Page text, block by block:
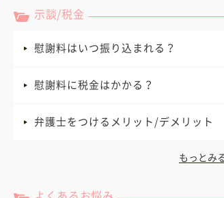
示談/税金
慰謝料はいつ振り込まれる？
慰謝料に税金はかかる？
弁護士をつけるメリット/デメリット
もっとみ
よくあるお悩み